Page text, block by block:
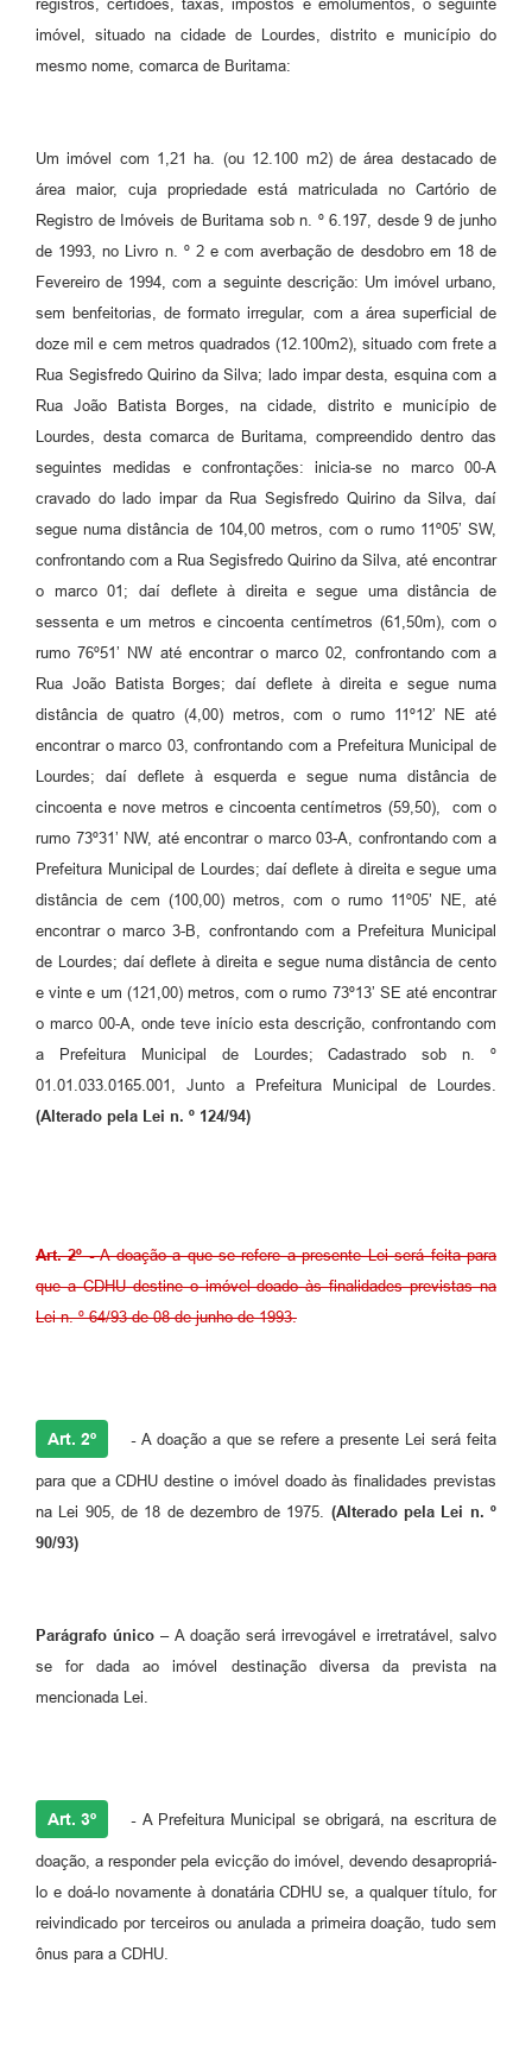
registros, certidões, taxas, impostos e emolumentos, o seguinte
imóvel, situado na cidade de Lourdes, distrito e município do
mesmo nome, comarca de Buritama:
Um imóvel com 1,21 ha. (ou 12.100 m2) de área destacado de
área maior, cuja propriedade está matriculada no Cartório de
Registro de Imóveis de Buritama sob n. º 6.197, desde 9 de junho
de 1993, no Livro n. º 2 e com averbação de desdobro em 18 de
Fevereiro de 1994, com a seguinte descrição: Um imóvel urbano,
sem benfeitorias, de formato irregular, com a área superficial de
doze mil e cem metros quadrados (12.100m2), situado com frete a
Rua Segisfredo Quirino da Silva; lado impar desta, esquina com a
Rua João Batista Borges, na cidade, distrito e município de
Lourdes, desta comarca de Buritama, compreendido dentro das
seguintes medidas e confrontações: inicia-se no marco 00-A
cravado do lado impar da Rua Segisfredo Quirino da Silva, daí
segue numa distância de 104,00 metros, com o rumo 11º05’ SW,
confrontando com a Rua Segisfredo Quirino da Silva, até encontrar
o marco 01; daí deflete à direita e segue uma distância de
sessenta e um metros e cincoenta centímetros (61,50m), com o
rumo 76º51’ NW até encontrar o marco 02, confrontando com a
Rua João Batista Borges; daí deflete à direita e segue numa
distância de quatro (4,00) metros, com o rumo 11º12’ NE até
encontrar o marco 03, confrontando com a Prefeitura Municipal de
Lourdes; daí deflete à esquerda e segue numa distância de
cincoenta e nove metros e cincoenta centímetros (59,50), com o
rumo 73º31’ NW, até encontrar o marco 03-A, confrontando com a
Prefeitura Municipal de Lourdes; daí deflete à direita e segue uma
distância de cem (100,00) metros, com o rumo 11º05’ NE, até
encontrar o marco 3-B, confrontando com a Prefeitura Municipal
de Lourdes; daí deflete à direita e segue numa distância de cento
e vinte e um (121,00) metros, com o rumo 73º13’ SE até encontrar
o marco 00-A, onde teve início esta descrição, confrontando com
a Prefeitura Municipal de Lourdes; Cadastrado sob n. º
01.01.033.0165.001, Junto a Prefeitura Municipal de Lourdes.
(Alterado pela Lei n. º 124/94)
Art. 2º -A doação a que se refere a presente Lei será feita para
que a CDHU destine o imóvel doado às finalidades previstas na
Lei n. º 64/93 de 08 de junho de 1993.
Art. 2º - A doação a que se refere a presente Lei será feita
para que a CDHU destine o imóvel doado às finalidades previstas
na Lei 905, de 18 de dezembro de 1975. (Alterado pela Lei n. º
90/93)
Parágrafo único – A doação será irrevogável e irretratável, salvo
se for dada ao imóvel destinação diversa da prevista na
mencionada Lei.
Art. 3º - A Prefeitura Municipal se obrigará, na escritura de
doação, a responder pela evicção do imóvel, devendo desapropriá-
lo e doá-lo novamente à donatária CDHU se, a qualquer título, for
reivindicado por terceiros ou anulada a primeira doação, tudo sem
ônus para a CDHU.